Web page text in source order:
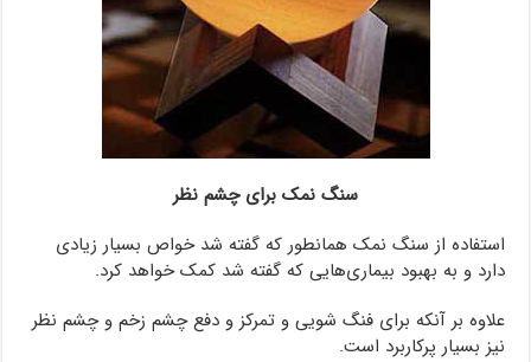
سنگ نمک برای چشم نظر
استفاده از سنگ نمک همانطور که گفته شد خواص بسیار زیادی
دارد و به بهبود بیماری‌هایی که گفته شد کمک خواهد کرد.
علاوه بر آنکه برای فنگ‌ شویی و تمرکز و دفع چشم زخم و چشم نظر
نیز بسیار پرکاربرد است.